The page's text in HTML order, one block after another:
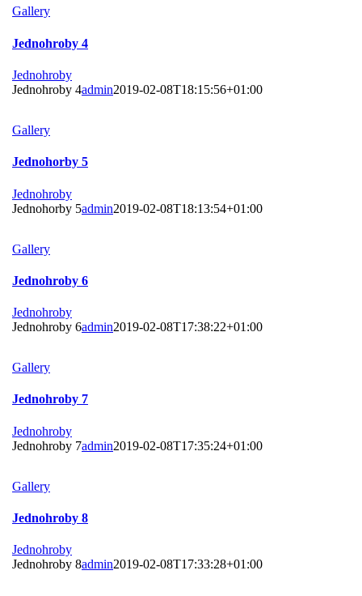
Gallery
Jednohroby 4
Jednohroby
Jednohroby 4admin2019-02-08T18:15:56+01:00
Gallery
Jednohorby 5
Jednohroby
Jednohorby 5admin2019-02-08T18:13:54+01:00
Gallery
Jednohroby 6
Jednohroby
Jednohroby 6admin2019-02-08T17:38:22+01:00
Gallery
Jednohroby 7
Jednohroby
Jednohroby 7admin2019-02-08T17:35:24+01:00
Gallery
Jednohroby 8
Jednohroby
Jednohroby 8admin2019-02-08T17:33:28+01:00